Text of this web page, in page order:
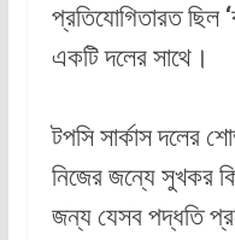
প্রতিযোগিতারত ছিল
একটি দলের সাথে।
টপসি সার্কাস দলের
নিজের জন্যে সুখকর
জন্য যেসব পদ্ধতি